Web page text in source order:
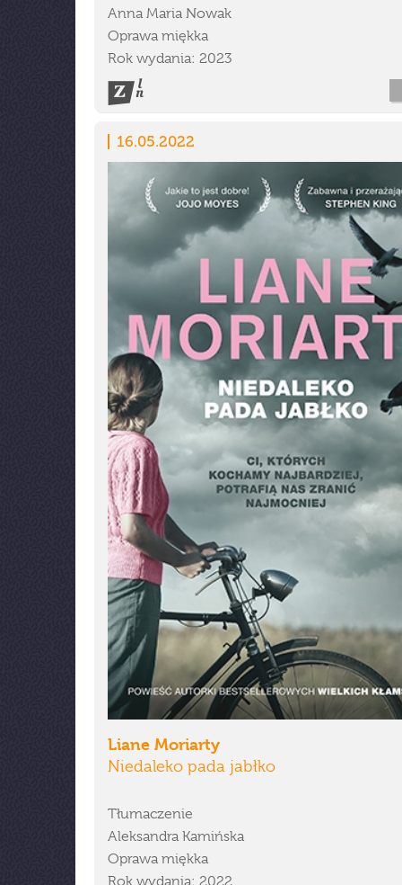
Anna Maria Nowak
Oprawa miękka
Rok wydania: 2023
16.05.2022
Liane Moriarty
Niedaleko pada jabłko
Tłumaczenie
Aleksandra Kamińska
Oprawa miękka
Rok wydania: 2022